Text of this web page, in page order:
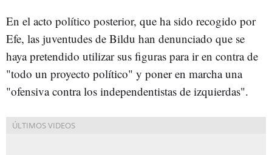
En el acto político posterior, que ha sido recogido por
Efe, las juventudes de Bildu han denunciado que se
haya pretendido utilizar sus figuras para ir en contra de
"todo un proyecto político" y poner en marcha una
"ofensiva contra los independentistas de izquierdas".